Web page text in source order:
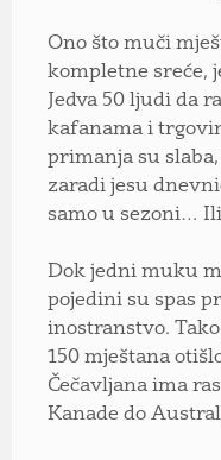
Ono što muči
kompletne sreće,
Jedva 50 ljudi da
kafanama i
primanja su
zaradi jesu
samo u sezoni…
Dok jedni muku
pojedini su spas
inostranstvo.
150 mještana
Čečavljana ima
Kanade do